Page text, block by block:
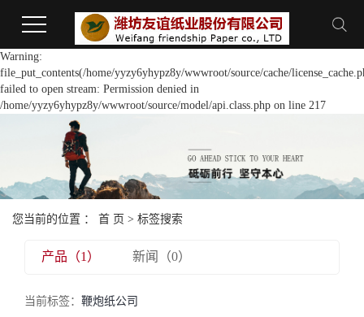
Warning:
file_put_contents(/home/yyzy6yhypz8y/wwwroot/source/cache/
failed to open stream: Permission denied in
/home/yyzy6yhypz8y/wwwroot/source/model/api.class.php on line 217
您当前的位置 ： 首 页 > 标签搜索
产品（1） 新闻（0）
当前标签： 鞭炮纸公司